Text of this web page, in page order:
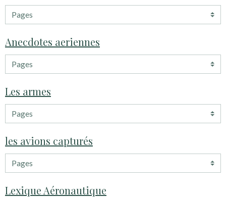
Anecdotes aeriennes
Les armes
les avions capturés
Lexique Aéronautique